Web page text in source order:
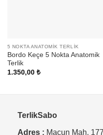
5 NOKTA ANATOMIK TERLIK
Bordo Keçe 5 Nokta Anatomik
Terlik
1.350,00 ₺
TerlikSabo
Adres : Macun Mah.